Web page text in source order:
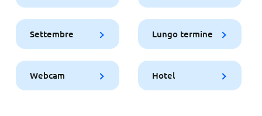
Settembre Lungo termine
Webcam Hotel